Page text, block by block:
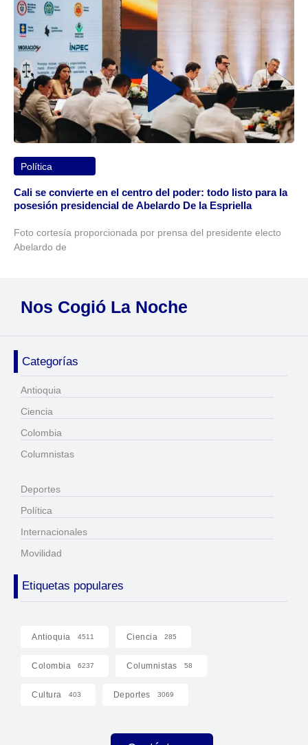
Política
Cali se convierte en el centro del poder: todo listo para la
posesión presidencial de Abelardo De la Espriella
Foto cortesía proporcionada por prensa del presidente electo
Abelardo de
Nos Cogió La Noche
Categorías
Antioquia
Ciencia
Colombia
Columnistas
Deportes
Política
Internacionales
Movilidad
Etiquetas populares
Antioquia 4511 Ciencia 285
Colombia 6237 Columnistas 58
Cultura 403 Deportes 3069